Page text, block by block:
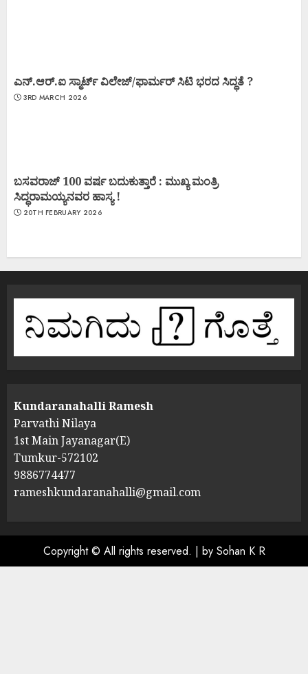
ಎನ್.ಆರ್.ಐ ಸ್ಮಾರ್ಟ್ ವಿಲೇಜ್/ಫಾರ್ಮರ್ ಸಿಟಿ ಭರದ ಸಿದ್ಧತೆ ?
3RD MARCH 2026
ಬಸವರಾಜ್ 100 ವರ್ಷ ಬದುಕುತ್ತಾರೆ : ಮುಖ್ಯ ಮಂತ್ರಿ
ಸಿದ್ಧರಾಮಯ್ಯನವರ ಹಾಸ್ಯ !
20TH FEBRUARY 2026
Kundaranahalli Ramesh
Parvathi Nilaya
1st Main Jayanagar(E)
Tumkur-572102
9886774477
rameshkundaranahalli@gmail.com
Copyright © All rights reserved. | by Sohan K R